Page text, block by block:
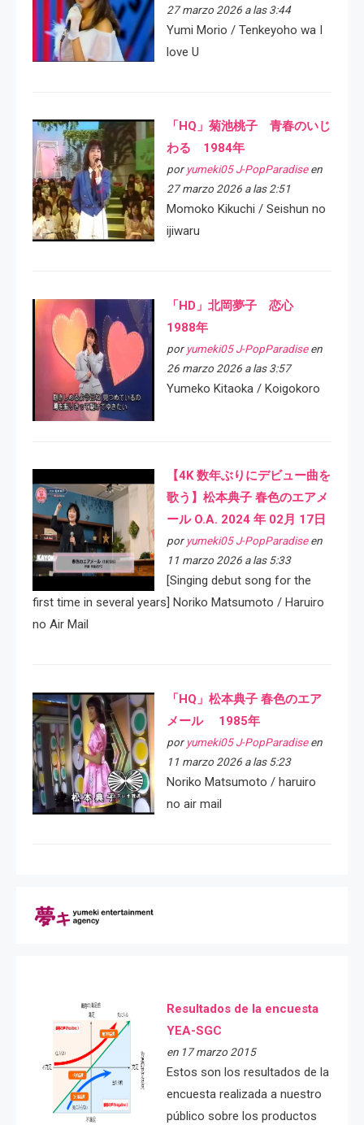
27 marzo 2026 a las 3:44
Yumi Morio / Tenkeyoho wa I
love U
「HQ」菊池桃子 青春のいじ
わる 1984年
por yumeki05 J-PopParadiseen
27 marzo 2026 a las 2:51
Momoko Kikuchi / Seishun no
ijiwaru
「HD」北岡夢子 恋心
1988年
por yumeki05 J-PopParadiseen
26 marzo 2026 a las 3:57
Yumeko Kitaoka / Koigokoro
【4K 数年ぶりにデビュー曲を
歌う】松本典子 春色のエアメ
ール O.A. 2024 年 02月 17日
por yumeki05 J-PopParadiseen
11 marzo 2026 a las 5:33
[Singing debut song for the
first time in several years] Noriko Matsumoto / Haruiro
no Air Mail
「HQ」松本典子 春色のエア
メール 1985年
por yumeki05 J-PopParadiseen
11 marzo 2026 a las 5:23
Noriko Matsumoto / haruiro
no air mail
Resultados de la encuesta
YEA-SGC
en 17 marzo 2015
Estos son los resultados de la
encuesta realizada a nuestro
público sobre los productos